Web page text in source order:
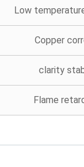
Low
Copper
clarity
Flame